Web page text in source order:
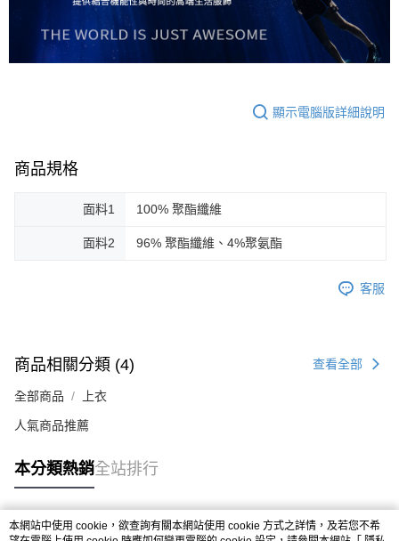
顯示電腦版詳細說明
商品規格
面料1 100% 聚酯纖維
面料2 96% 聚酯纖維、4%聚氨酯
客服
商品相關分類 (4) 查看全部
全部商品 上衣
人氣商品推薦
本分類熱銷全站排行
本網站中使用 cookie，欲查詢有關本網站使用 cookie 方式之詳情，及若您不希